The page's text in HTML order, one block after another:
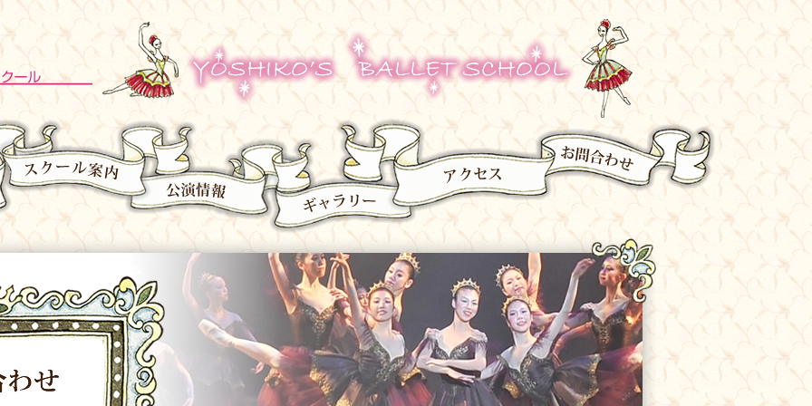
井上佳子バレエスクール | 京都のバレエ教室
プロフィール スクール案内 公演情報 ギャラリー アクセス お問合わせ
お問合わせ